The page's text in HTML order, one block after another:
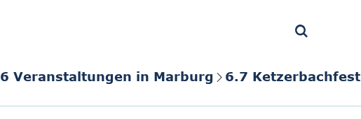
6 Veranstaltungen in Marburg 6.7 Ketzerbachfest